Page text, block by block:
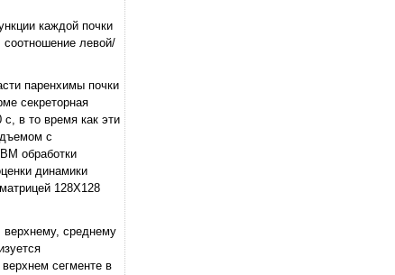
каждой почки
соотношение левой/
паренхимы почки
секреторная
в то время как эти
с
обработки
динамики
128Х128
верхнему, среднему
сегменте в